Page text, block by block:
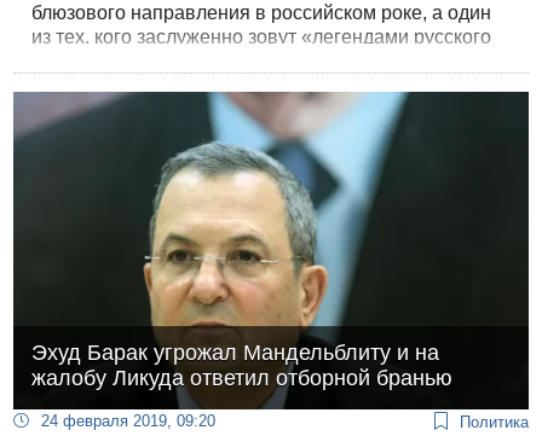
блюзового направления в российском роке, а один
из тех, кого заслуженно зовут «легендами русского
Эхуд Барак угрожал Мандельблиту и на
жалобу Ликуда ответил отборной бранью
24 февраля 2019, 09:20 Политика